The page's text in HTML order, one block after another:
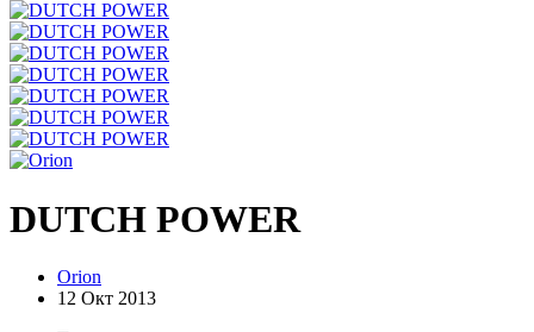
DUTCH POWER
Orion
12 Окт 2013